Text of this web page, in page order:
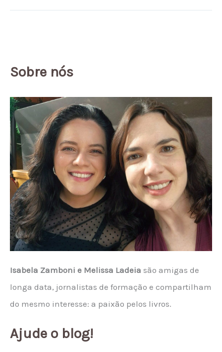
Sobre nós
Isabela Zamboni e Melissa Ladeia são amigas de
longa data, jornalistas de formação e compartilham
do mesmo interesse: a paixão pelos livros.
Ajude o blog!